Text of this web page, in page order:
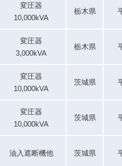
変圧器
10,000kVA
栃木県
変圧器
3,000kVA
栃木県
変圧器
10,000kVA
茨城県
変圧器
10,000kVA
茨城県
油入遮断機他 茨城県